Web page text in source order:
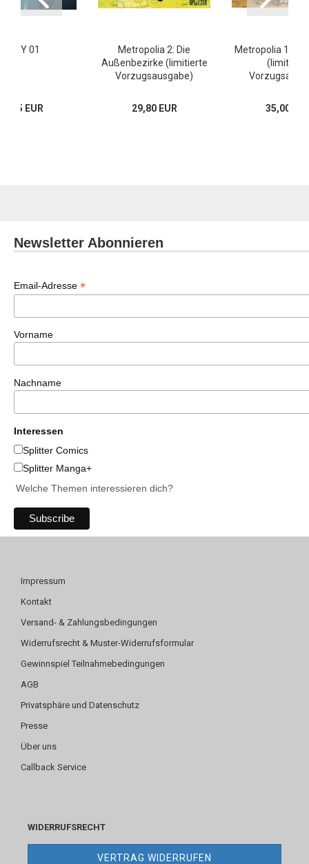
BABY 01
EUR
Metropolia 2: Die
Außenbezirke (limitierte
Vorzugsausgabe)
29,80 EUR
Metropolia 1:
(limitierte
35,00
Newsletter Abonnieren
Email-Adresse *
Vorname
Nachname
Interessen
Splitter Comics
Splitter Manga+
Welche Themen interessieren dich?
Impressum
Kontakt
Versand- & Zahlungsbedingungen
Widerrufsrecht & Muster-Widerrufsformular
Gewinnspiel Teilnahmebedingungen
AGB
Privatsphäre und Datenschutz
Presse
Über uns
Callback Service
WIDERRUFSRECHT
VERTRAG WIDERRUFEN